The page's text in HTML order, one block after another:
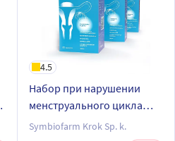
4.5
Набор при нарушении
менструального цикла
ВЕНАРЕЛЬ ИНОЗИТ N60
Symbiofarm Krok Sp. k.